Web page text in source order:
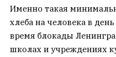
Именно такая
хлеба на человека в
время блокады
школах и учреждениях